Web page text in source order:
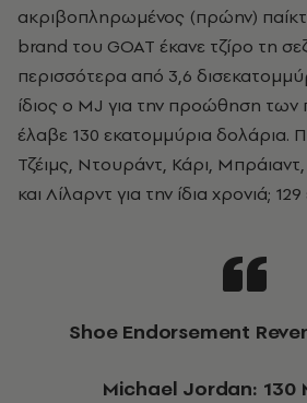
ακριβοπληρωμένος (πρώην)
brand του GOAT έκανε τζίρο τη
περισσότερα από 3,6
ίδιος ο MJ για την προώθηση των
έλαβε 130 εκατομμύρια δολάρια.
Τζέιμς, Ντουράντ, Κάρι, Μπράιαντ,
και Λίλαρντ για την ίδια χρονιά;
Shoe Endorsement
Michael Jordan: 130